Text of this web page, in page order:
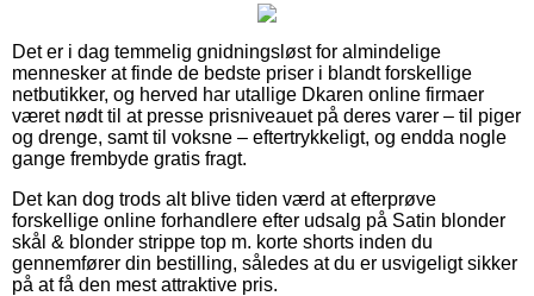
Det er i dag temmelig gnidningsløst for almindelige
mennesker at finde de bedste priser i blandt forskellige
netbutikker, og herved har utallige Dkaren online firmaer
været nødt til at presse prisniveauet på deres varer – til piger
og drenge, samt til voksne – eftertrykkeligt, og endda nogle
gange frembyde gratis fragt.
Det kan dog trods alt blive tiden værd at efterprøve
forskellige online forhandlere efter udsalg på Satin blonder
skål & blonder strippe top m. korte shorts inden du
gennemfører din bestilling, således at du er usvigeligt sikker
på at få den mest attraktive pris.